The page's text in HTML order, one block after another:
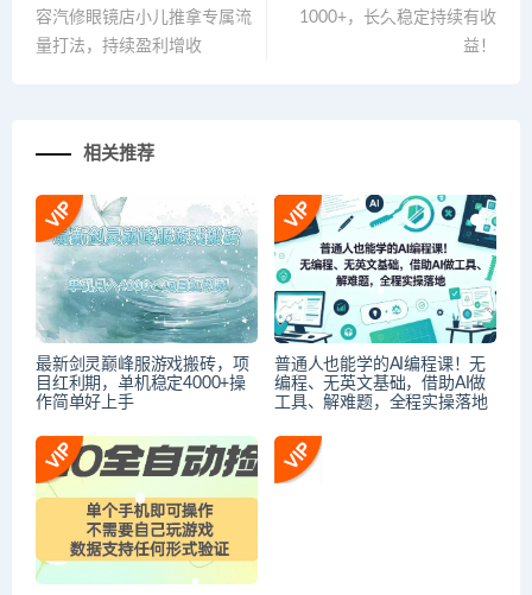
容汽修眼镜店小儿推拿专属流
量打法，持续盈利增收
1000+，长久稳定持续有收
益！
相关推荐
最新剑灵巅峰服游戏搬砖，项
目红利期，单机稳定4000+操
作简单好上手
普通人也能学的AI编程课！无
编程、无英文基础，借助AI做
工具、解难题，全程实操落地